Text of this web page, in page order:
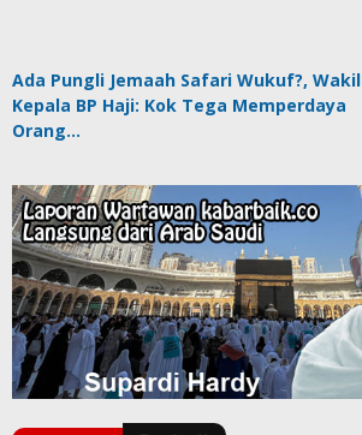
Ada Pungli Jemaah Safari Wukuf?, Wakil
Kepala BP Haji: Kok Tega Memperdaya
Orang…